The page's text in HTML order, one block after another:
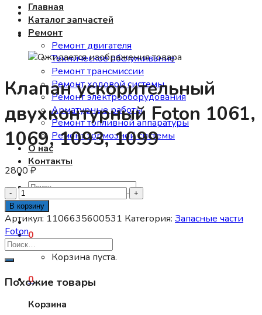
Главная
Каталог запчастей
Ремонт
Ремонт двигателя
Техническое обслуживание
Ремонт трансмиссии
Ремонт ходовой системы
Ремонт электрооборудования
Арматурные работы
Ремонт топливной аппаратуры
Ремонт тормозной системы
О нас
Контакты
Искать:
0
Корзина пуста.
0
Корзина
Клапан ускорительный
двухконтурный Foton 1061,
1069, 1093, 1099
2800 ₽
Количество
товара
Клапан
ускорительный
двухконтурный
Foton
1069,
1099
В корзину
Артикул: 1106635600531 Категория: Запасные части
Foton
Похожие товары